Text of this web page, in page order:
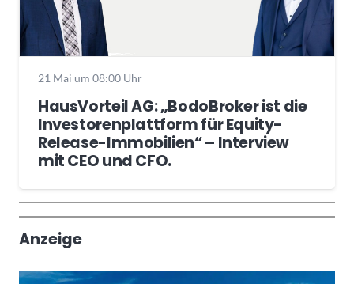
21 Mai um 08:00 Uhr
HausVorteil AG: „BodoBroker ist die
Investorenplattform für Equity-
Release-Immobilien“ – Interview
mit CEO und CFO.
Wochenrückblick
Trendthemen
Anzeige